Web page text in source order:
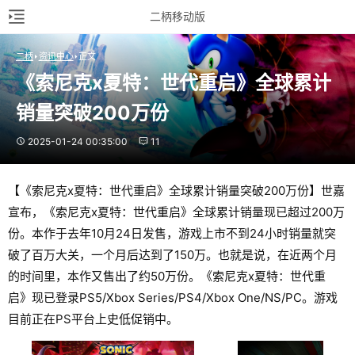
二柄移动版
二柄 资讯中心 正文
《索尼克x夏特：世代重启》全球累计
销量突破200万份
2025-01-24 00:35:00 11
【《索尼克x夏特：世代重启》全球累计销量突破200万份】世嘉
宣布，《索尼克x夏特：世代重启》全球累计销量现已超过200万
份。本作于去年10月24日发售，游戏上市不到24小时销量就突
破了百万大关，一个月后达到了150万。也就是说，在近两个月
的时间里，本作又售出了约50万份。《索尼克x夏特：世代重
启》现已登录PS5/Xbox Series/PS4/Xbox One/NS/PC。游戏
目前正在PS平台上史低促销中。